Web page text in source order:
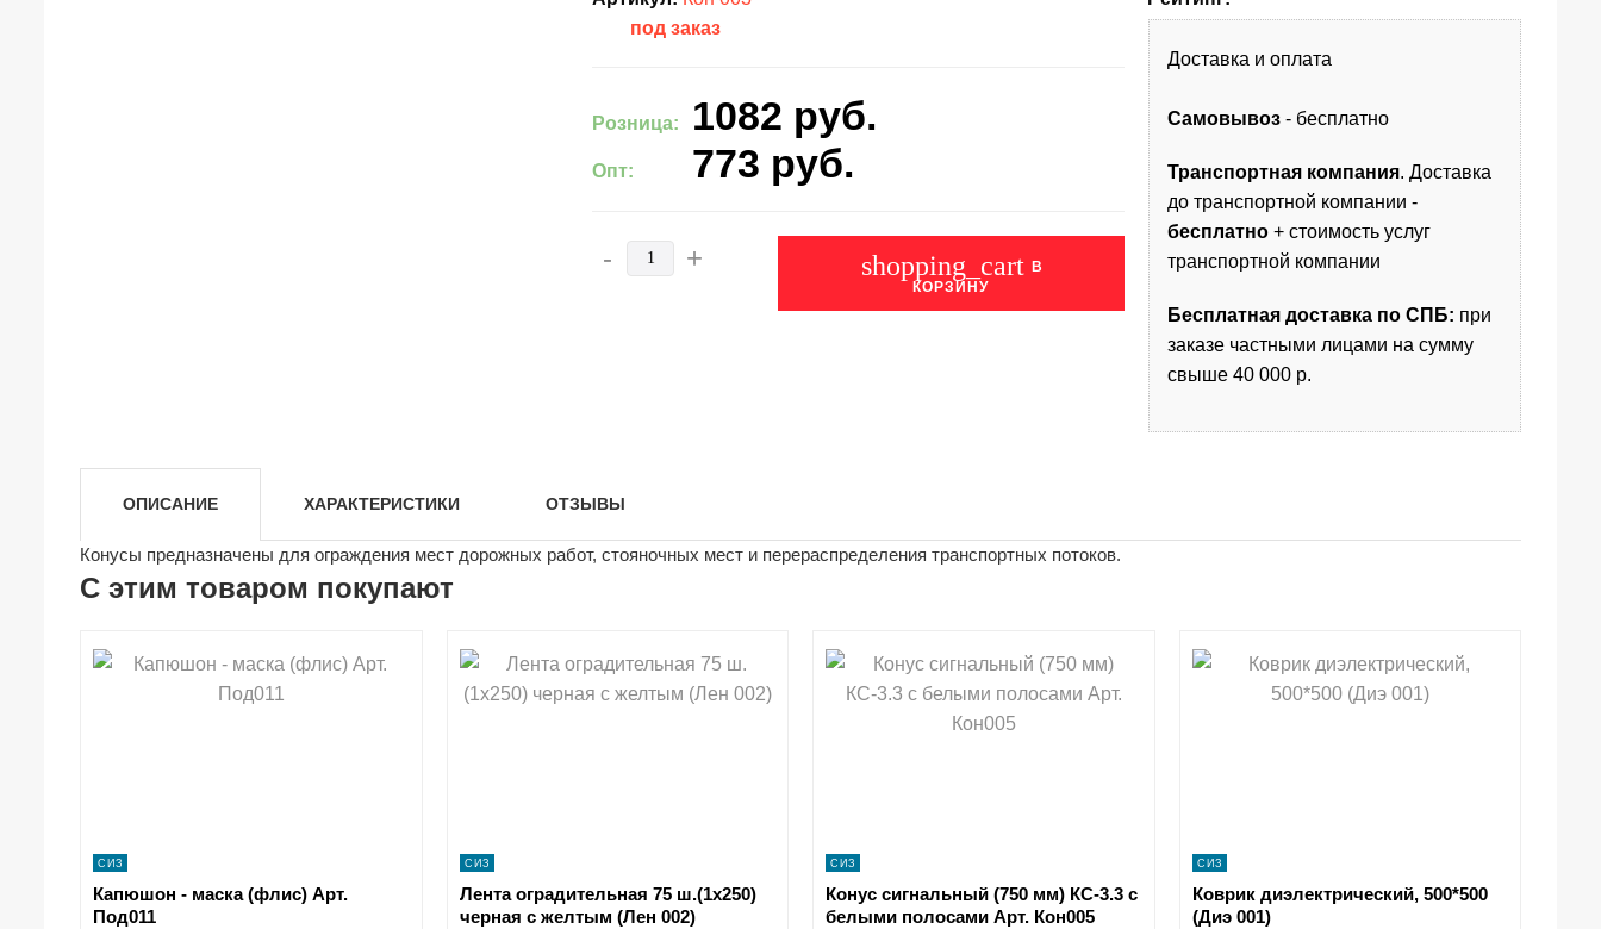
под заказ
Розница: 1082 руб.
Опт: 773 руб.
- + shopping_cart В
КОРЗИНУ
Доставка и оплата
Самовывоз- бесплатно
Транспортная компания. Доставка
до транспортной компании -
бесплатно+ стоимость услуг
транспортной компании
Бесплатная доставка по СПБ: при
заказе частными лицами на сумму
свыше 40 000 р.
ОПИСАНИЕ ХАРАКТЕРИСТИКИ ОТЗЫВЫ
Конусы предназначены для ограждения мест дорожных работ, стояночных мест и перераспределения транспортных потоков.
С этим товаром покупают
shopping_cart В КОРЗИНУ
СИЗ
Капюшон - маска (флис) Арт.
Под011
shopping_cart В КОРЗИНУ
СИЗ
Лента оградительная 75 ш.(1х250)
черная с желтым (Лен 002)
shopping_cart В КОРЗИНУ
navigate_next
СИЗ
Конус сигнальный (750 мм) КС-3.3 с
белыми полосами Арт. Кон005
shopping_cart В КОРЗИНУ
СИЗ
Коврик диэлектрический, 500*500
(Диэ 001)